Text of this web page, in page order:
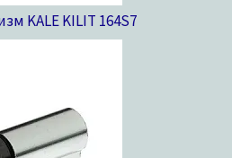
KALE KILIT 164S7